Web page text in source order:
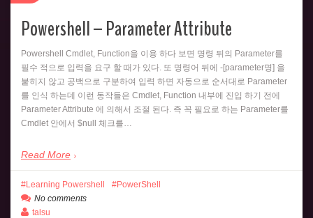
Powershell – Parameter Attribute
Powershell Cmdlet, Function을 이용 하다 보면 명령 뒤의 Parameter를
필수 적으로 입력을 요구 할 때가 있다. 또 명령어 뒤에 -[parameter명] 을
붙히지 않고 공백으로 구분하여 입력 하면 자동으로 순서대로 Parameter
를 인식 하는데 이런 동작들은 Cmdlet, Function 내부에 진입 하기 전에
Parameter Attribute 에 의해서 조절 된다. 즉 꼭 필요로 하는 Parameter를
Cmdlet 안에서 $null 체크를…
Read More
Learning Powershell
PowerShell
No comments
talsu